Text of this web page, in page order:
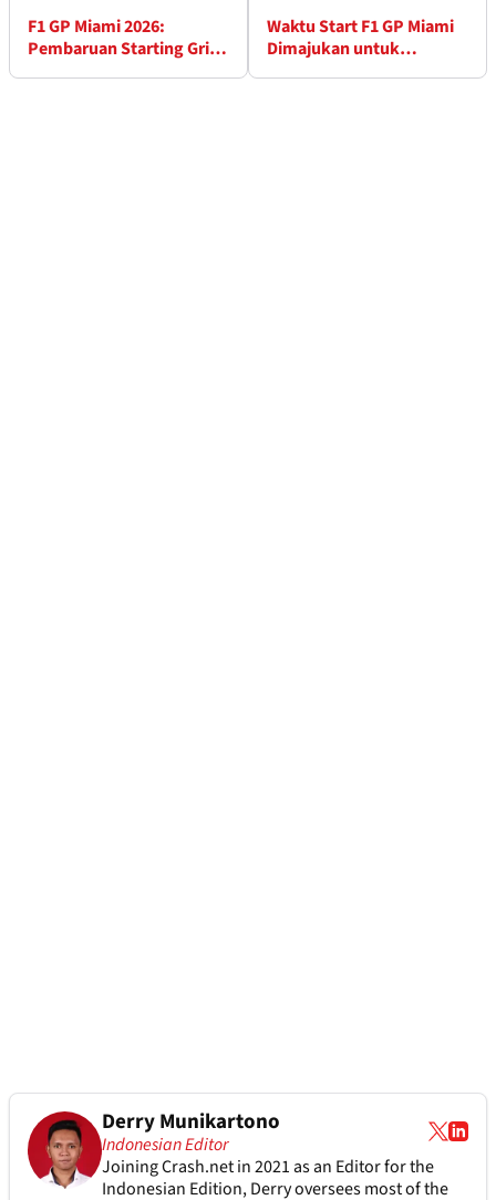
F1 GP Miami 2026:
Pembaruan Starting Grid
Waktu Start F1 GP Miami
Dimajukan untuk
Derry Munikartono
Indonesian Editor
Joining Crash.net in 2021 as an Editor for the
Indonesian Edition, Derry oversees most of the